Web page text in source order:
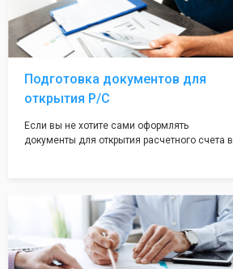
Подготовка документов для
открытия Р/С
Если вы не хотите сами оформлять
документы для открытия расчетного счета в
открытия счета, с минимальным затратом
вашего времени и сил!